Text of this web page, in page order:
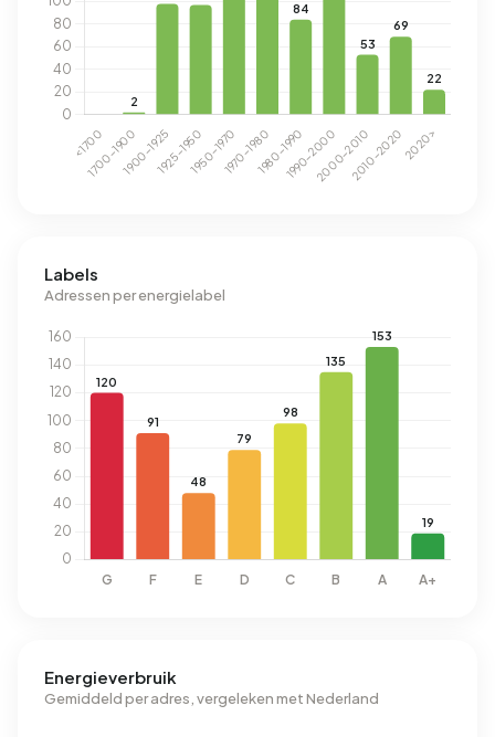
Labels
Adressen per energielabel
Energieverbruik
Gemiddeld per adres, vergeleken met Nederland